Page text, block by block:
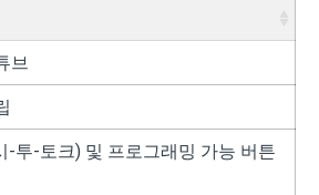
브
-투-토크) 및 프로그래밍 가능 버튼